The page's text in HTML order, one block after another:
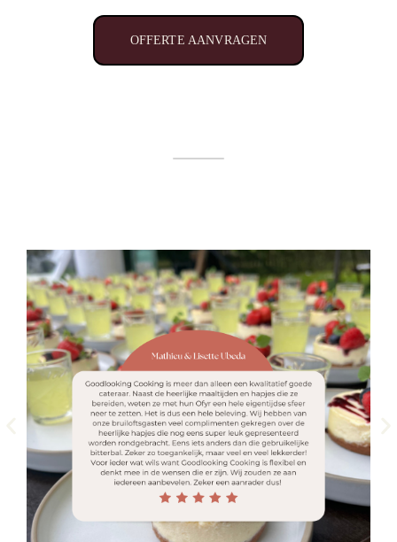
OFFERTE AANVRAGEN